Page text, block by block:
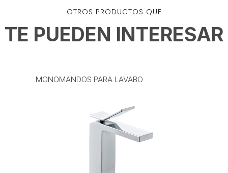
OTROS PRODUCTOS QUE
TE PUEDEN INTERESAR
MONOMANDOS PARA LAVABO